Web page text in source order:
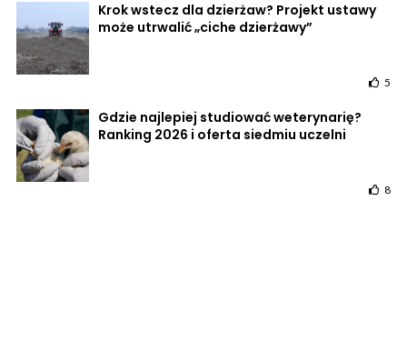
Krok wstecz dla dzierżaw? Projekt ustawy
może utrwalić „ciche dzierżawy”
5
Gdzie najlepiej studiować weterynarię?
Ranking 2026 i oferta siedmiu uczelni
8